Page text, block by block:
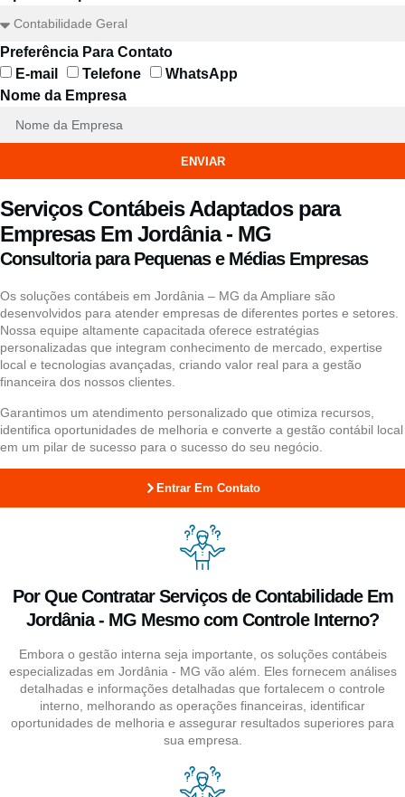
Preferência Para Contato
E-mail
Telefone
WhatsApp
Nome da Empresa
ENVIAR
Serviços Contábeis Adaptados para
Empresas Em Jordânia - MG
Consultoria para Pequenas e Médias Empresas
Os soluções contábeis em Jordânia – MG da Ampliare são
desenvolvidos para atender empresas de diferentes portes e setores.
Nossa equipe altamente capacitada oferece estratégias
personalizadas que integram conhecimento de mercado, expertise
local e tecnologias avançadas, criando valor real para a gestão
financeira dos nossos clientes.
Garantimos um atendimento personalizado que otimiza recursos,
identifica oportunidades de melhoria e converte a gestão contábil local
em um pilar de sucesso para o sucesso do seu negócio.
Entrar Em Contato
Por Que Contratar Serviços de Contabilidade Em
Jordânia - MG Mesmo com Controle Interno?
Embora o gestão interna seja importante, os soluções contábeis
especializadas em Jordânia - MG vão além. Eles fornecem análises
detalhadas e informações detalhadas que fortalecem o controle
interno, melhorando as operações financeiras, identificar
oportunidades de melhoria e assegurar resultados superiores para
sua empresa.